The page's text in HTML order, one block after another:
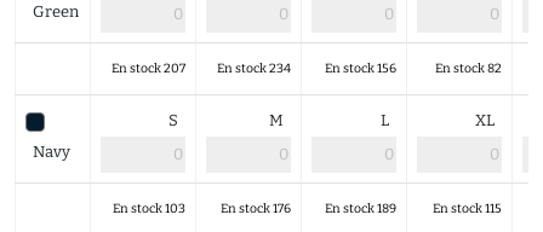
Green
En stock 207 En stock 234 En stock 156 En stock 82
Navy
S M L XL
En stock 103 En stock 176 En stock 189 En stock 115